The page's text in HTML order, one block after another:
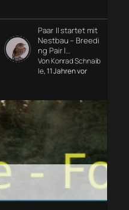
Paar II startet mit
Nestbau – Breedi
ng Pair I…
Von Konrad Schnaib
le, 11 Jahren vor